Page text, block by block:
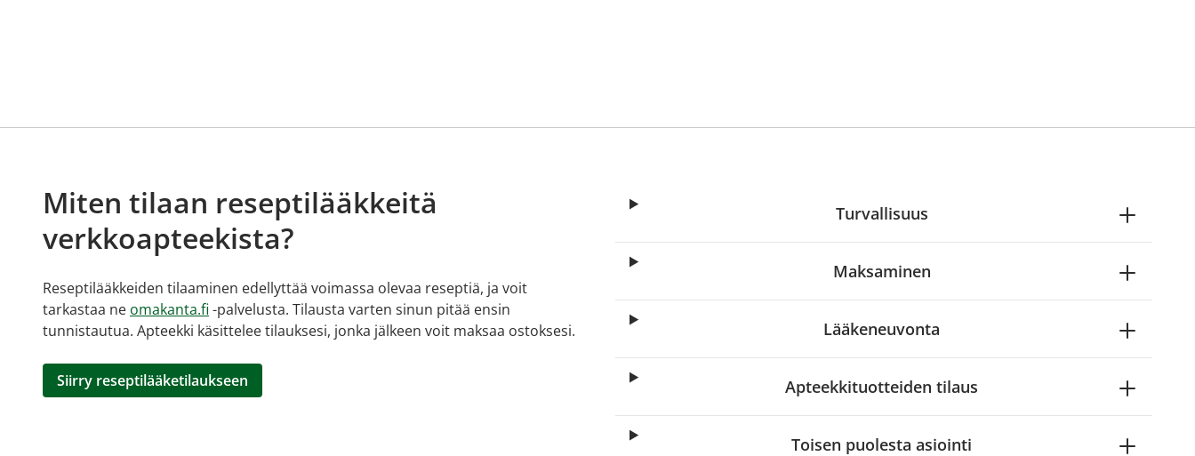
Miten tilaan reseptilääkkeitä
verkkoapteekista?
Reseptilääkkeiden tilaaminen edellyttää voimassa olevaa reseptiä, ja voit
tarkastaa ne omakanta.fi -palvelusta. Tilausta varten sinun pitää ensin
tunnistautua. Apteekki käsittelee tilauksesi, jonka jälkeen voit maksaa ostoksesi.
Siirry reseptilääketilaukseen
Turvallisuus
Maksaminen
Lääkeneuvonta
Apteekkituotteiden tilaus
Toisen puolesta asiointi